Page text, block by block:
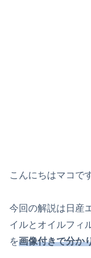
こんにちはマコで
今回の解説は日産
イルとオイルフィ
を画像付きで分か